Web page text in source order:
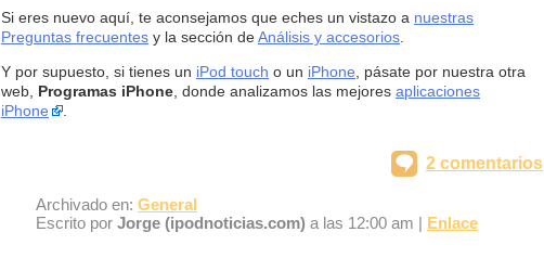
Si eres nuevo aquí, te aconsejamos que eches un vistazo a nuestras
Preguntas frecuentes y la sección deAnálisis y accesorios
Y por supuesto, si tienes un iPod touch o un iPhone , pásate por nuestra otra
web, Programas iPhone , donde analizamos las mejores aplicaciones
iPhone
2 comentarios
Archivado en: General
Escrito por Jorge (ipodnoticias.com) a las 12:00 am | Enlace